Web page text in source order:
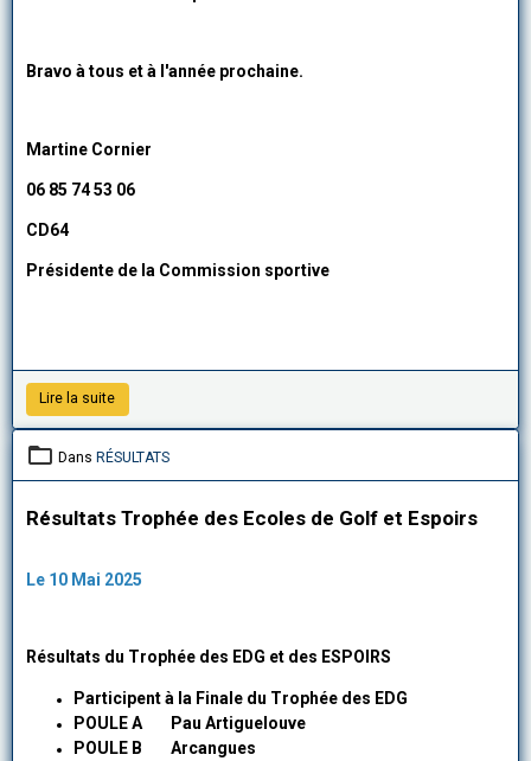
Bravo à tous et à l'année prochaine.
Martine Cornier
06 85 74 53 06
CD64
Présidente de la Commission sportive
Lire la suite
Dans RÉSULTATS
Résultats Trophée des Ecoles de Golf et Espoirs
Le 10 Mai 2025
Résultats du Trophée des EDG et des ESPOIRS
Participent à la Finale du Trophée des EDG
POULE A Pau Artiguelouve
POULE B Arcangues